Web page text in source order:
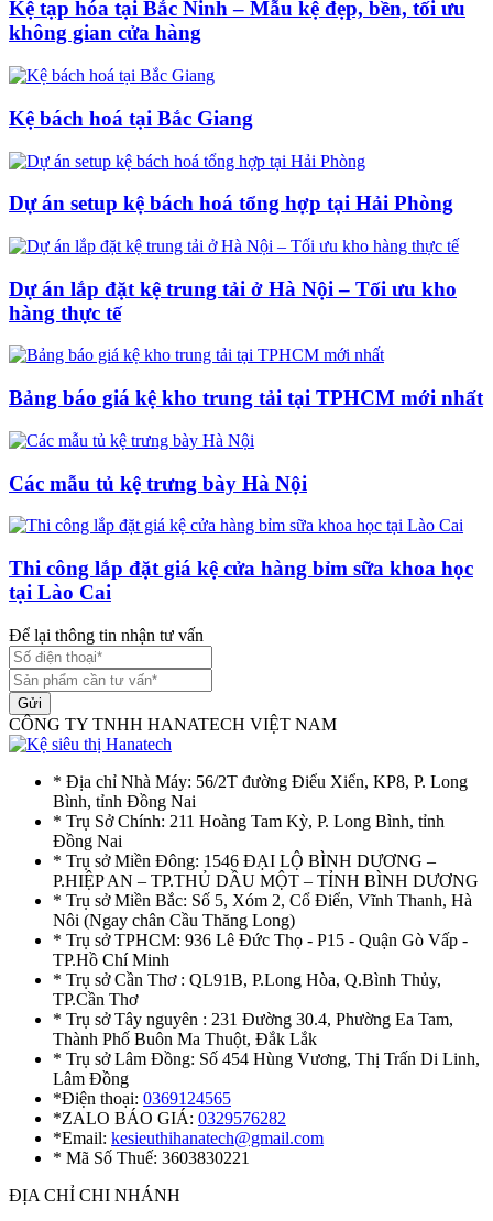
Kệ tạp hóa tại Bắc Ninh – Mẫu kệ đẹp, bền, tối ưu
không gian cửa hàng
Kệ bách hoá tại Bắc Giang
Dự án setup kệ bách hoá tổng hợp tại Hải Phòng
Dự án lắp đặt kệ trung tải ở Hà Nội – Tối ưu kho
hàng thực tế
Bảng báo giá kệ kho trung tải tại TPHCM mới nhất
Các mẫu tủ kệ trưng bày Hà Nội
Thi công lắp đặt giá kệ cửa hàng bỉm sữa khoa học
tại Lào Cai
Để lại thông tin nhận tư vấn
Gửi
CÔNG TY TNHH HANATECH VIỆT NAM
* Địa chỉ Nhà Máy: 56/2T đường Điểu Xiển, KP8, P. Long
Bình, tỉnh Đồng Nai
* Trụ Sở Chính: 211 Hoàng Tam Kỳ, P. Long Bình, tỉnh
Đồng Nai
* Trụ sở Miền Đông: 1546 ĐẠI LỘ BÌNH DƯƠNG –
P.HIỆP AN – TP.THỦ DẦU MỘT – TỈNH BÌNH DƯƠNG
* Trụ sở Miền Bắc: Số 5, Xóm 2, Cổ Điển, Vĩnh Thanh, Hà
Nôi (Ngay chân Cầu Thăng Long)
* Trụ sở TPHCM: 936 Lê Đức Thọ - P15 - Quận Gò Vấp -
TP.Hồ Chí Minh
* Trụ sở Cần Thơ : QL91B, P.Long Hòa, Q.Bình Thủy,
TP.Cần Thơ
* Trụ sở Tây nguyên : 231 Đường 30.4, Phường Ea Tam,
Thành Phố Buôn Ma Thuột, Đắk Lắk
* Trụ sở Lâm Đồng: Số 454 Hùng Vương, Thị Trấn Di Linh,
Lâm Đồng
*Điện thoại: 0369124565
*ZALO BÁO GIÁ: 0329576282
*Email: kesieuthihanatech@gmail.com
* Mã Số Thuế: 3603830221
ĐỊA CHỈ CHI NHÁNH